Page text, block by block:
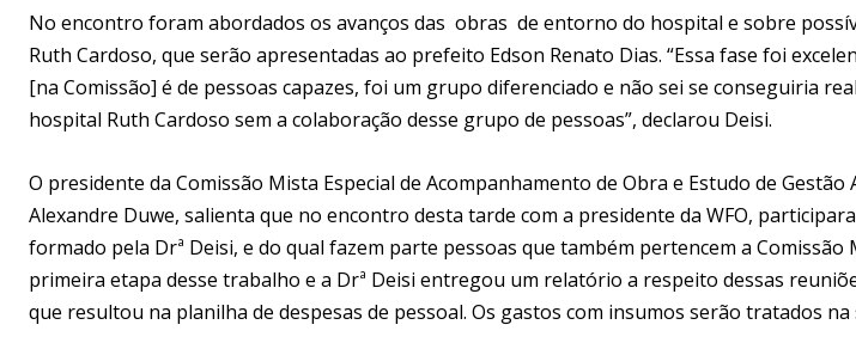
No encontro foram abordados os avanços das obras de entorno do hospital e sobre
Ruth Cardoso, que serão apresentadas ao prefeito Edson Renato Dias. “Essa fase foi
[na Comissão] é de pessoas capazes, foi um grupo diferenciado e não sei se conseguiria
hospital Ruth Cardoso sem a colaboração desse grupo de pessoas”, declarou Deisi.
O presidente da Comissão Mista Especial de Acompanhamento de Obra e Estudo de
Alexandre Duwe, salienta que no encontro desta tarde com a presidente da WFO,
formado pela Drª Deisi, e do qual fazem parte pessoas que também pertencem a Comissão
primeira etapa desse trabalho e a Drª Deisi entregou um relatório a respeito dessas
que resultou na planilha de despesas de pessoal. Os gastos com insumos serão tratados na